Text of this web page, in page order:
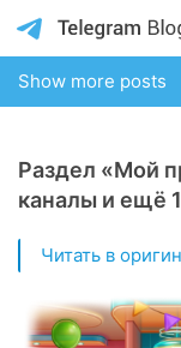
Show more posts
Раздел «Мой
каналы и ещё
Читать в